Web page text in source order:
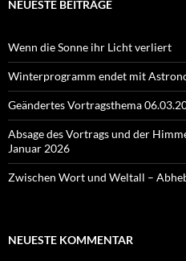
NEUESTE BEITRÄGE
Wenn die Sonne ihr Licht verliert
Winterprogramm endet mit
Geändertes Vortragsthema
Absage des Vortrags und der
Januar 2026
Zwischen Wort und Weltall –
NEUESTE KOMMENTAR